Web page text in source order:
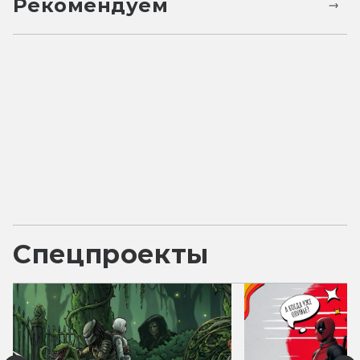
Рекомендуем
Спецпроекты